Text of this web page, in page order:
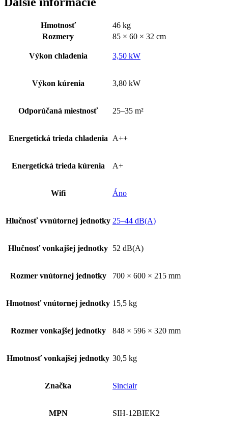
Hmotnosť
46 kg
Rozmery
85 × 60 × 32 cm
Výkon chladenia 3,50 kW
Výkon kúrenia 3,80 kW
Odporúčaná miestnosť 25–35 m²
Energetická trieda chladenia A++
Energetická trieda kúrenia A+
Wifi Áno
Hlučnosť vvnútornej jednotky 25–44 dB(A)
Hlučnosť vonkajšej jednotky 52 dB(A)
Rozmer vnútornej jednotky 700 × 600 × 215 mm
Hmotnosť vnútornej jednotky 15,5 kg
Rozmer vonkajšej jednotky 848 × 596 × 320 mm
Hmotnosť vonkajšej jednotky 30,5 kg
Značka Sinclair
MPN SIH-12BIEK2